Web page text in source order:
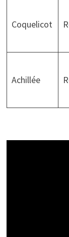
Coquelicot
Achillée